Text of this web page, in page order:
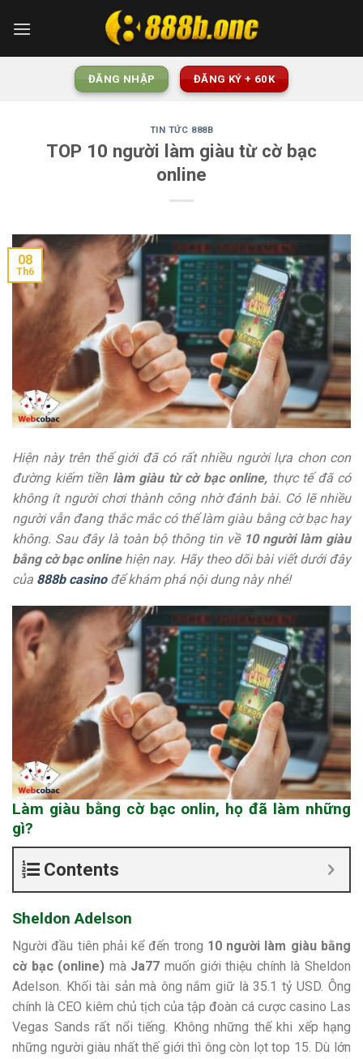
ĐĂNG NHẬP ĐĂNG KÝ + 60K
TIN TỨC 888B
TOP 10 người làm giàu từ cờ bạc
online
08
Th6
Hiện này trên thế giới đã có rất nhiều người lựa chon con
đường kiếm tiền làm giàu từ cờ bạc online, thực tế đã có
không ít người chơi thành công nhờ đánh bài. Có lẽ nhiều
người vẫn đang thắc mắc có thể làm giàu bằng cờ bạc hay
không. Sau đây là toàn bộ thông tin về 10 người làm giàu
bằng cờ bạc onlinehiện nay. Hãy theo dõi bài viết dưới đây
của 888b casinođể khám phá nội dung này nhé!
Làm giàu bằng cờ bạc onlin, họ đã làm những
gì?
Contents
Sheldon Adelson
Người đầu tiên phải kể đến trong 10 người làm giàu bằng
cờ bạc (online) mà Ja77muốn giới thiệu chính là Sheldon
Adelson. Khối tài sản mà ông nắm giữ là 35.1 tỷ USD. Ông
chính là CEO kiêm chủ tịch của tập đoàn cá cược casino Las
Vegas Sands rất nổi tiếng. Không những thế khi xếp hạng
những người giàu nhất thế giới thì ông còn lọt top 15. Dù lớn